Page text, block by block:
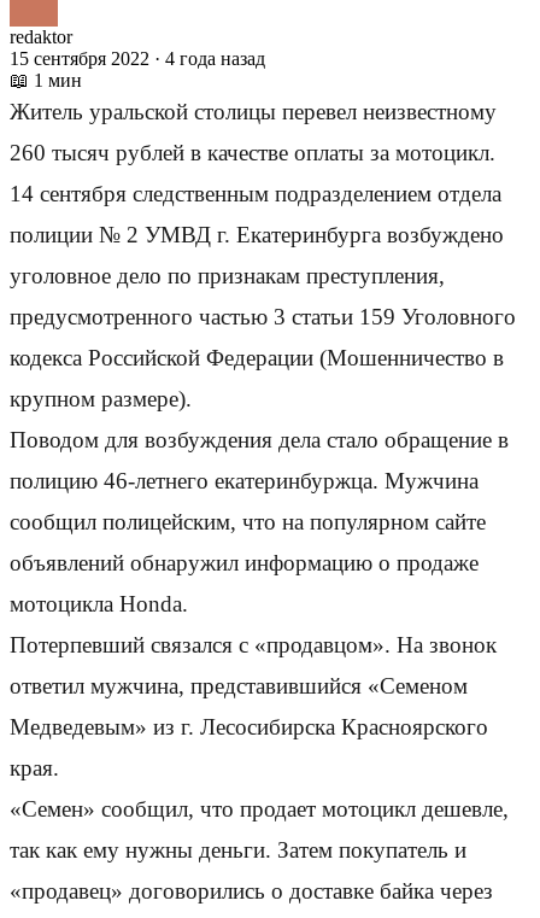
redaktor
15 сентября 2022 · 4 года назад
📖 1 мин
Житель уральской столицы перевел неизвестному
260 тысяч рублей в качестве оплаты за мотоцикл.
14 сентября следственным подразделением отдела
полиции № 2 УМВД г. Екатеринбурга возбуждено
уголовное дело по признакам преступления,
предусмотренного частью 3 статьи 159 Уголовного
кодекса Российской Федерации (Мошенничество в
крупном размере).
Поводом для возбуждения дела стало обращение в
полицию 46-летнего екатеринбуржца. Мужчина
сообщил полицейским, что на популярном сайте
объявлений обнаружил информацию о продаже
мотоцикла Honda.
Потерпевший связался с «продавцом». На звонок
ответил мужчина, представившийся «Семеном
Медведевым» из г. Лесосибирска Красноярского
края.
«Семен» сообщил, что продает мотоцикл дешевле,
так как ему нужны деньги. Затем покупатель и
«продавец» договорились о доставке байка через